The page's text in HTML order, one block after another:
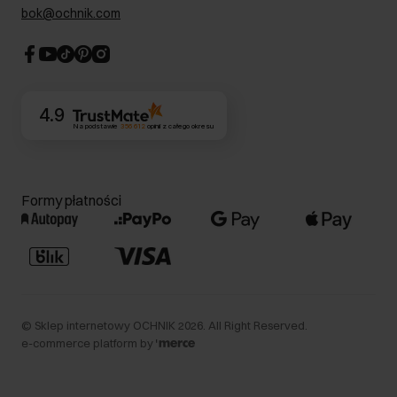
Dla akcjonariuszy
CSR
bok@ochnik.com
4.9
Na podstawie 356 612opinii z całego okresu
Formy płatności
© Sklep internetowy OCHNIK 2026 . All Right Reserved.
e-commerce platform by